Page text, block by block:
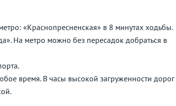
«Краснопресненская» в 8 минутах ходьбы.
На метро можно без пересадок добраться в
время. В часы высокой загруженности дорог